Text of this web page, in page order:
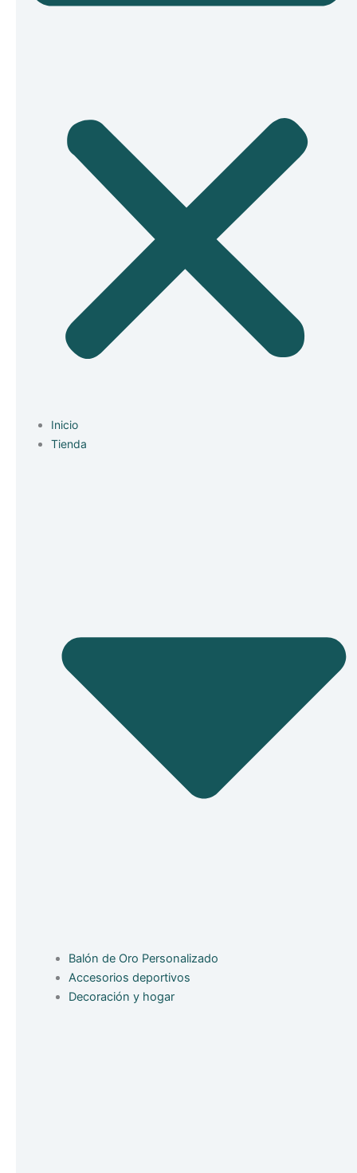
Inicio
Tienda
Balón de Oro Personalizado
Accesorios deportivos
Decoración y hogar